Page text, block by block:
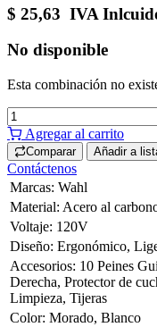
$ 25,63 IVA
No disponible
Esta combinación no
Agregar al carrito
Comparar Añadir a
Contáctenos
Marcas: Wahl
Material: Acero al
Voltaje: 120V
Diseño: Ergonómico,
Accesorios: 10 Peines
Derecha, Protector de
Limpieza, Tijeras
Color: Morado, Blanco